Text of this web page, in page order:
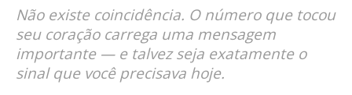
Não existe coincidência. O número que tocou
seu coração carrega uma mensagem
importante — e talvez seja exatamente o
sinal que você precisava hoje.